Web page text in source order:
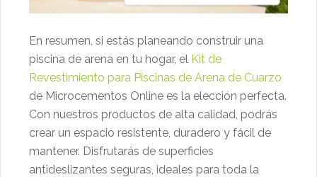
En resumen, si estás planeando construir una
piscina de arena en tu hogar, el Kit de
Revestimiento para Piscinas de Arena de Cuarzo
de Microcementos Online es la elección perfecta.
Con nuestros productos de alta calidad, podrás
crear un espacio resistente, duradero y fácil de
mantener. Disfrutarás de superficies
antideslizantes seguras, ideales para toda la